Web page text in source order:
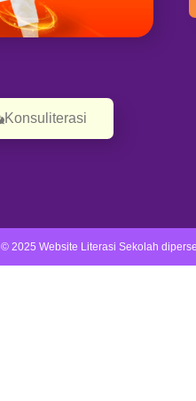
Konsuliterasi
© 2025 Website Literasi Sekolah